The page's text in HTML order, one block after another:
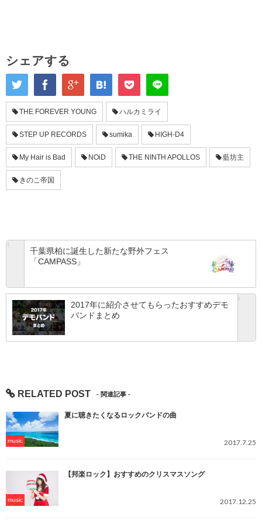
シェアする
THE FOREVER YOUNG ハルカミライ
STEP UP RECORDS sumika HIGH-D4
My Hair is Bad NOiD THE NINTH APOLLOS 藍坊主
きのこ帝国
千葉県柏に誕生した新たな野外フェス
「CAMPASS」
2017年に紹介させてもらったおすすめデモ
バンドまとめ
RELATED POST
夏に聴きたくなるロックバンドの曲
music 2017.7.25
【邦楽ロック】おすすめのクリスマスソング
music 2017.12.25